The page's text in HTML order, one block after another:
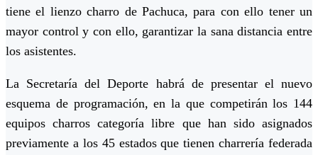
tiene el lienzo charro de Pachuca, para con ello tener un
mayor control y con ello, garantizar la sana distancia entre
los asistentes.
La Secretaría del Deporte habrá de presentar el nuevo
esquema de programación, en la que competirán los 144
equipos charros categoría libre que han sido asignados
previamente a los 45 estados que tienen charrería federada